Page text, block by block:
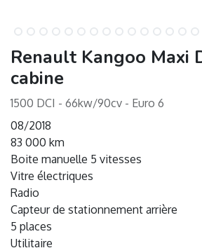
Renault Kangoo Maxi
cabine
1500 DCI - 66kw/90cv - Euro 6
08/2018
83 000 km
Boite manuelle 5 vitesses
Vitre électriques
Radio
Capteur de stationnement arrière
5 places
Utilitaire